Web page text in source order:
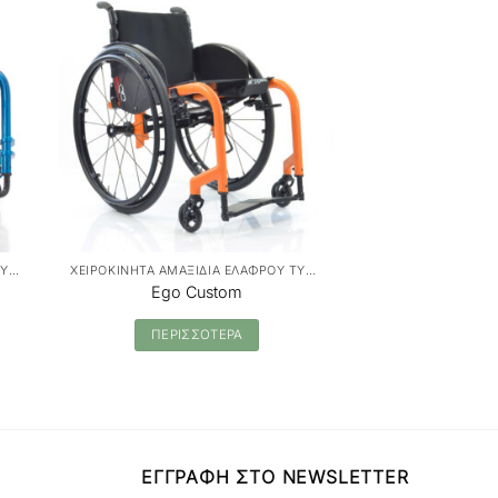
ΧΕΙΡΟΚΙΝΗΤΑ ΑΜΑΞΙΔΙΑ ΕΛΑΦΡΟΥ ΤΥΠΟΥ ΧΕΙΡΟΚΙΝΗΤΑ ΑΜΑΞΙΔΙΑ ΕΛΑΦΡΟΥ ΤΥΠΟΥ
Ego Custom
ΠΕΡΙΣΣΟΤΕΡΑ
ΕΓΓΡΑΦΗ ΣΤΟ NEWSLETTER